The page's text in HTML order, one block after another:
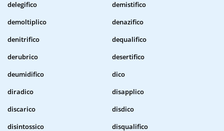
delegifico
demistifico
demoltiplico
denazifico
denitrifico
dequalifico
derubrico
desertifico
deumidifico
dico
diradico
disapplico
discarico
disdico
disintossico
disqualifico